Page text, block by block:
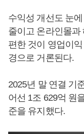
수익성 개선도 눈
줄이고 온라인몰과
편한 것이 영업이
경으로 거론된다.
2025년 말 연결 기
어선 1조 629억 원
준을 유지했다.